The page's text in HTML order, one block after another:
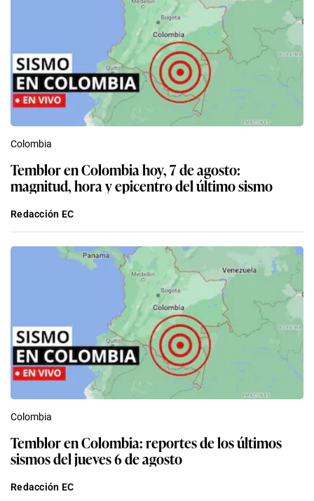
Colombia
Temblor en Colombia hoy, 7 de agosto:
magnitud, hora y epicentro del último sismo
Redacción EC
Colombia
Temblor en Colombia: reportes de los últimos
sismos del jueves 6 de agosto
Redacción EC